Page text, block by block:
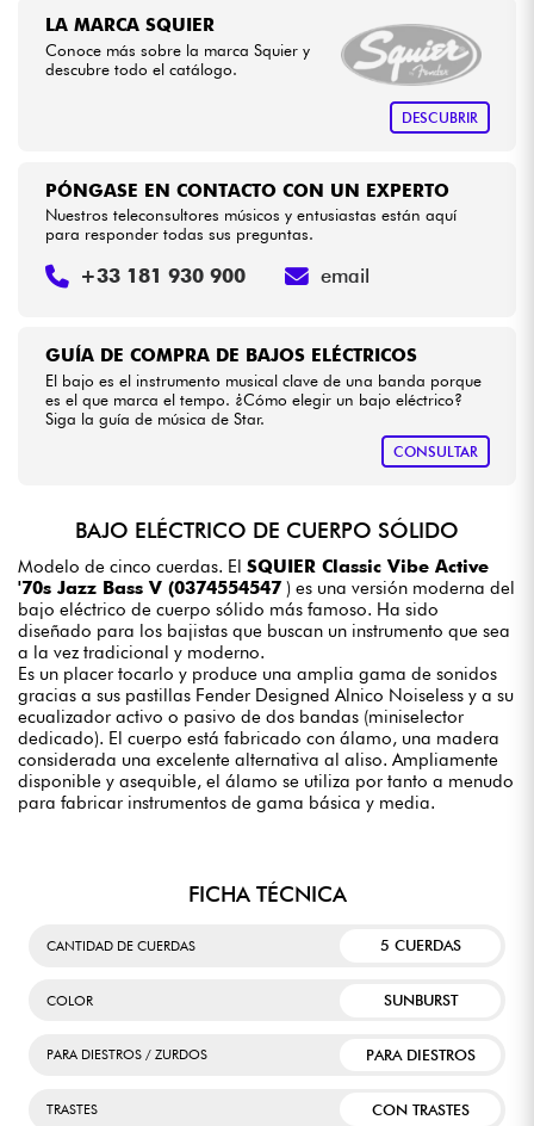
LA MARCA SQUIER
Conoce más sobre la marca Squier y
descubre todo el catálogo.
DESCUBRIR
GUÍA DE COMPRA DE BAJOS ELÉCTRICOS
El bajo es el instrumento musical clave de una banda porque
es el que marca el tempo. ¿Cómo elegir un bajo eléctrico?
Siga la guía de música de Star.
CONSULTAR
PÓNGASE EN CONTACTO CON UN EXPERTO
Nuestros teleconsultores músicos y entusiastas están aquí
para responder todas sus preguntas.
+33 181 930 900 email
BAJO ELÉCTRICO DE CUERPO SÓLIDO
Modelo de cinco cuerdas. El SQUIER Classic Vibe Active
'70s Jazz Bass V (0374554547 ) es una versión moderna del
bajo eléctrico de cuerpo sólido más famoso. Ha sido
diseñado para los bajistas que buscan un instrumento que sea
a la vez tradicional y moderno.
Es un placer tocarlo y produce una amplia gama de sonidos
gracias a sus pastillas Fender Designed Alnico Noiseless y a su
ecualizador activo o pasivo de dos bandas (miniselector
dedicado). El cuerpo está fabricado con álamo, una madera
considerada una excelente alternativa al aliso. Ampliamente
disponible y asequible, el álamo se utiliza por tanto a menudo
para fabricar instrumentos de gama básica y media.
FICHA TÉCNICA
CANTIDAD DE CUERDAS 5 CUERDAS
COLOR SUNBURST
PARA DIESTROS / ZURDOS PARA DIESTROS
TRASTES CON TRASTES